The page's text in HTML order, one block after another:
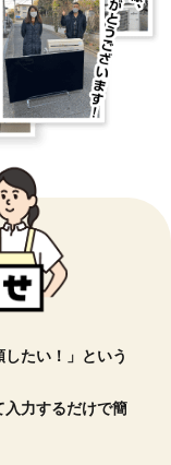
したい！」という
入力するだけで簡